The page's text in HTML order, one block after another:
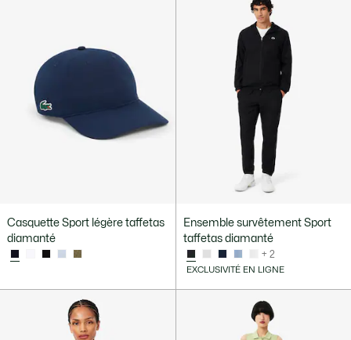
Casquette Sport légère taffetas
diamanté
Ensemble survêtement Sport
taffetas diamanté
+ 2
EXCLUSIVITÉ EN LIGNE